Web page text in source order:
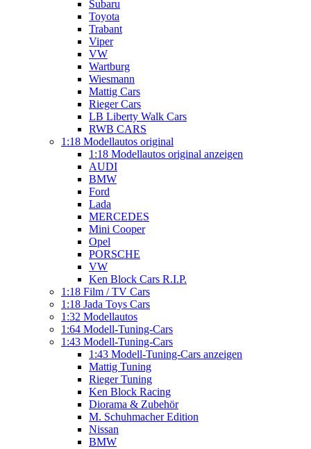
Subaru
Toyota
Trabant
Viper
VW
Wartburg
Wiesmann
Mattig Cars
Rieger Cars
LB Liberty Walk Cars
RWB CARS
1:18 Modellautos original
1:18 Modellautos original anzeigen
AUDI
BMW
Ford
Lada
MERCEDES
Mini Cooper
Opel
PORSCHE
VW
Ken Block Cars R.I.P.
1:18 Film / TV Cars
1:18 Jada Toys Cars
1:32 Modellautos
1:64 Modell-Tuning-Cars
1:43 Modell-Tuning-Cars
1:43 Modell-Tuning-Cars anzeigen
Mattig Tuning
Rieger Tuning
Ken Block Racing
Diorama & Zubehör
M. Schuhmacher Edition
Nissan
BMW